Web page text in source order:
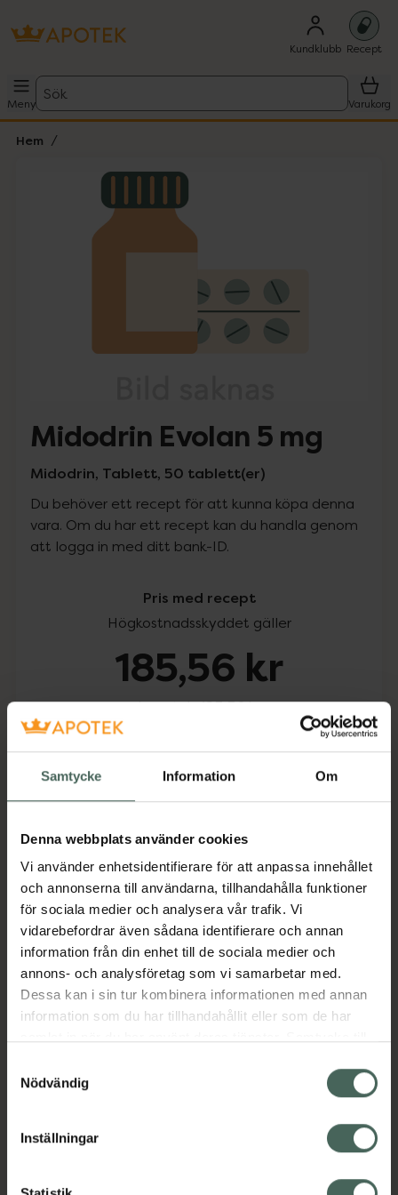
Samtycke Information Om
Denna webbplats använder cookies
Vi använder enhetsidentifierare för att anpassa innehållet
och annonserna till användarna, tillhandahålla funktioner
för sociala medier och analysera vår trafik. Vi
vidarebefordrar även sådana identifierare och annan
information från din enhet till de sociala medier och
annons- och analysföretag som vi samarbetar med.
Dessa kan i sin tur kombinera informationen med annan
information som du har tillhandahållit eller som de har
återkalla ditt samtycke via webbplatsens
cookieinställningar. Ett återkallat samtycke påverkar inte
lagligheten av behandling som skett innan återkallelsen.
Nödvändig
Inställningar
Kundklubb Recept
Meny
Sök
Varukorg
Hem
Lista: . Innehåller 1 objekt.
Midodrin Evolan 5 mg
Midodrin, Tablett, 50 tablett(er)
Du behöver ett recept för att kunna köpa denna
vara. Om du har ett recept kan du handla genom
att logga in med ditt bank-ID.
Pris med recept
Högkostnadsskyddet gäller
185,56 kr
I apotek:185,56 kr
Köp via ditt recept
Beskrivning Dölj
Läs alltid bipacksedeln innan
användning.
EAN:
07046265947097